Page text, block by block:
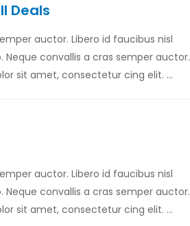
Deals
auctor. Libero id faucibus nisl
convallis a cras semper auctor.
sit amet, consectetur cing elit. …
auctor. Libero id faucibus nisl
convallis a cras semper auctor.
sit amet, consectetur cing elit. …